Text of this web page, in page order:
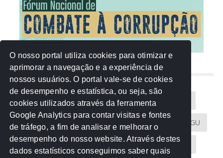
NUVEM DE TAGS
Acontece na Rede AGU AMM
Atricon Audicom CAU-MT CGU
CREA-MT Eventos MPC-MT MPE-MT
O nosso portal utiliza cookies para otimizar e
aprimorar a navegação e a experiência de
nossos usuários. O portal vale-se de cookies
de desempenho e estatística, ou seja, são
cookies utilizados através da ferramenta
Google Analytics para contar visitas e fontes
de tráfego, a fim de analisar e melhorar o
desempenho do nosso website. Através destes
dados estatísticos conseguimos saber quais